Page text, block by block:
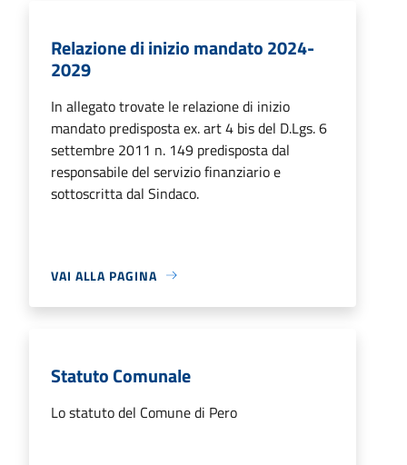
Relazione di inizio mandato 2024-
2029
In allegato trovate le relazione di inizio
mandato predisposta ex. art 4 bis del D.Lgs. 6
settembre 2011 n. 149 predisposta dal
responsabile del servizio finanziario e
sottoscritta dal Sindaco.
VAI ALLA PAGINA
Statuto Comunale
Lo statuto del Comune di Pero